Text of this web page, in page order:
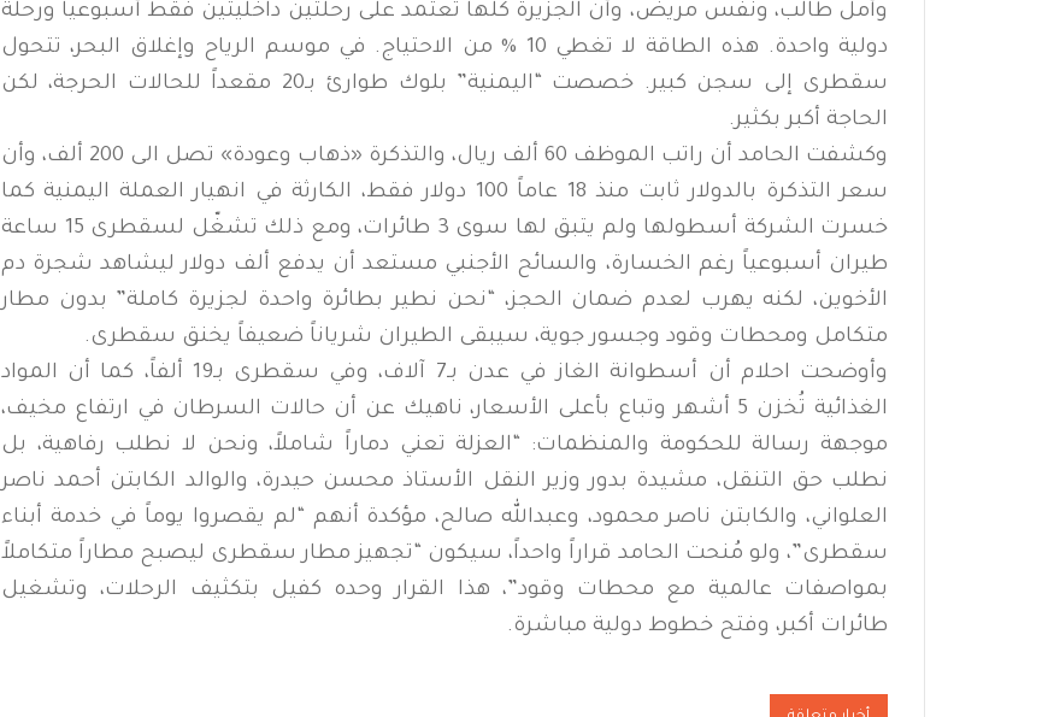
وأمل طالب، ونَفَس مريض، وأن الجزيرة كلها تعتمد على رحلتين داخليتين فقط أسبوعياً ورحلة
دولية واحدة. هذه الطاقة لا تغطي 10 % من الاحتياج. في موسم الرياح وإغلاق البحر، تتحول
سقطرى إلى سجن كبير. خصصت “اليمنية” بلوك طوارئ بـ20 مقعداً للحالات الحرجة، لكن
الحاجة أكبر بكثير.
وكشفت الحامد أن راتب الموظف 60 ألف ريال، والتذكرة «ذهاب وعودة» تصل الى 200 ألف، وأن
سعر التذكرة بالدولار ثابت منذ 18 عاماً 100 دولار فقط، الكارثة في انهيار العملة اليمنية كما
خسرت الشركة أسطولها ولم يتبق لها سوى 3 طائرات، ومع ذلك تشغّل لسقطرى 15 ساعة
طيران أسبوعياً رغم الخسارة، والسائح الأجنبي مستعد أن يدفع ألف دولار ليشاهد شجرة دم
الأخوين، لكنه يهرب لعدم ضمان الحجز، “نحن نطير بطائرة واحدة لجزيرة كاملة” بدون مطار
متكامل ومحطات وقود وجسور جوية، سيبقى الطيران شرياناً ضعيفاً يخنق سقطرى.
وأوضحت احلام أن أسطوانة الغاز في عدن بـ7 آلاف، وفي سقطرى بـ19 ألفاً، كما أن المواد
الغذائية تُخزن 5 أشهر وتباع بأعلى الأسعار، ناهيك عن أن حالات السرطان في ارتفاع مخيف،
موجهة رسالة للحكومة والمنظمات: “العزلة تعني دماراً شاملاً، ونحن لا نطلب رفاهية، بل
نطلب حق التنقل، مشيدة بدور وزير النقل الأستاذ محسن حيدرة، والوالد الكابتن أحمد ناصر
العلواني، والكابتن ناصر محمود، وعبدالله صالح، مؤكدة أنهم “لم يقصروا يوماً في خدمة أبناء
سقطرى”، ولو مُنحت الحامد قراراً واحداً، سيكون “تجهيز مطار سقطرى ليصبح مطاراً متكاملاً
بمواصفات عالمية مع محطات وقود”، هذا القرار وحده كفيل بتكثيف الرحلات، وتشغيل
طائرات أكبر، وفتح خطوط دولية مباشرة.